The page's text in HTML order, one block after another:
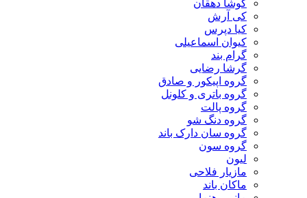
کوشا دهقان
کی آرش
کیا دپرس
کیوان اسماعیلی
گرام بند
گرشا رضایی
گروه اپیکور و صادق
گروه باتری و کلونل
گروه پالت
گروه دنگ شو
گروه سان دارک باند
گروه سون
لیون
مازیار فلاحی
ماکان باند